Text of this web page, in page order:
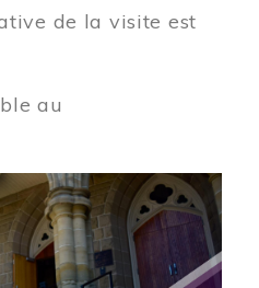
de la visite est
au